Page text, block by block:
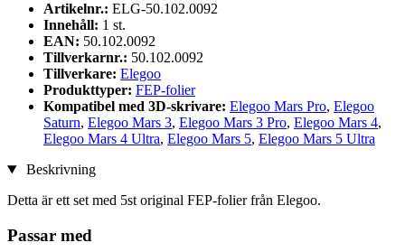
Artikelnr.: ELG-50.102.0092
Innehåll: 1 st.
EAN: 50.102.0092
Tillverkarnr.: 50.102.0092
Tillverkare: Elegoo
Produkttyper: FEP-folier
Kompatibel med 3D-skrivare: Elegoo Mars Pro, Elegoo
Saturn, Elegoo Mars 3, Elegoo Mars 3 Pro, Elegoo Mars 4,
Elegoo Mars 4 Ultra, Elegoo Mars 5, Elegoo Mars 5 Ultra
Beskrivning
Detta är ett set med 5st original FEP-folier från Elegoo.
Passar med